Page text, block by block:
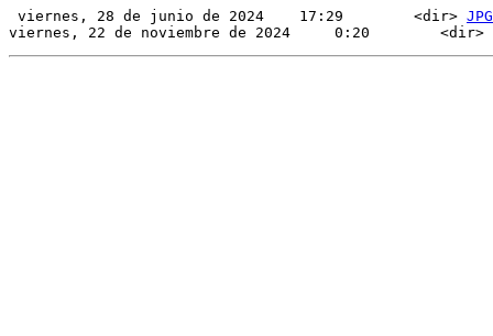
viernes, 28 de junio de 2024    17:29        <dir> JPG
viernes, 22 de noviembre de 2024     0:20        <dir>